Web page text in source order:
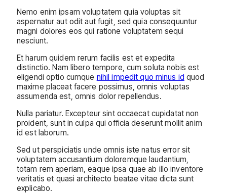
Nemo enim ipsam voluptatem quia voluptas sit
aspernatur aut odit aut fugit, sed quia consequuntur
magni dolores eos qui ratione voluptatem sequi
nesciunt.
Et harum quidem rerum facilis est et expedita
distinctio. Nam libero tempore, cum soluta nobis est
eligendi optio cumque nihil impedit quo minus id quod
maxime placeat facere possimus, omnis voluptas
assumenda est, omnis dolor repellendus.
Nulla pariatur. Excepteur sint occaecat cupidatat non
proident, sunt in culpa qui officia deserunt mollit anim
id est laborum.
Sed ut perspiciatis unde omnis iste natus error sit
voluptatem accusantium doloremque laudantium,
totam rem aperiam, eaque ipsa quae ab illo inventore
veritatis et quasi architecto beatae vitae dicta sunt
explicabo.